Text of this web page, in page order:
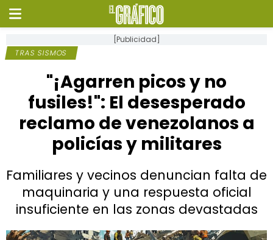
[Publicidad]
TRAS SISMOS
"¡Agarren picos y no
fusiles!": El desesperado
reclamo de venezolanos a
policías y militares
Familiares y vecinos denuncian falta de
maquinaria y una respuesta oficial
insuficiente en las zonas devastadas